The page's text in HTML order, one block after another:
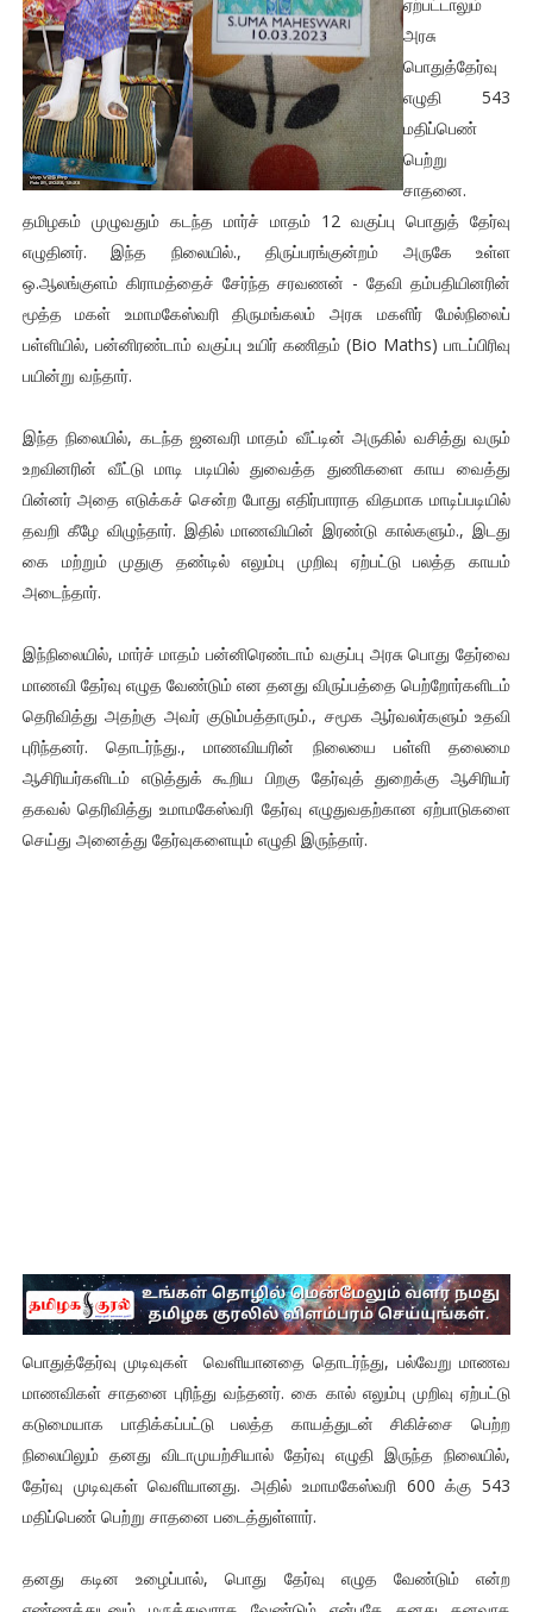
அரசு
பொதுத்தேர்வு
எழுதி 543
மதிப்பெண்
பெற்று
சாதனை.
தமிழகம் முழுவதும் கடந்த மார்ச் மாதம் 12 வகுப்பு பொதுத் தேர்வு
எழுதினர். இந்த நிலையில்., திருப்பரங்குன்றம் அருகே உள்ள
ஒ.ஆலங்குளம் கிராமத்தைச் சேர்ந்த சரவணன் - தேவி தம்பதியினரின்
மூத்த மகள் உமாமகேஸ்வரி திருமங்கலம் அரசு மகளிர் மேல்நிலைப்
பள்ளியில், பன்னிரண்டாம் வகுப்பு உயிர் கணிதம் (Bio Maths) பாடப்பிரிவு
பயின்று வந்தார்.
இந்த நிலையில், கடந்த ஜனவரி மாதம் வீட்டின் அருகில் வசித்து வரும்
உறவினரின் வீட்டு மாடி படியில் துவைத்த துணிகளை காய வைத்து
பின்னர் அதை எடுக்கச் சென்ற போது எதிர்பாராத விதமாக மாடிப்படியில்
தவறி கீழே விழுந்தார். இதில் மாணவியின் இரண்டு கால்களும்., இடது
கை மற்றும் முதுகு தண்டில் எலும்பு முறிவு ஏற்பட்டு பலத்த காயம்
அடைந்தார்.
இந்நிலையில், மார்ச் மாதம் பன்னிரெண்டாம் வகுப்பு அரசு பொது தேர்வை
மாணவி தேர்வு எழுத வேண்டும் என தனது விருப்பத்தை பெற்றோர்களிடம்
தெரிவித்து அதற்கு அவர் குடும்பத்தாரும்., சமூக ஆர்வலர்களும் உதவி
புரிந்தனர். தொடர்ந்து., மாணவியரின் நிலையை பள்ளி தலைமை
ஆசிரியர்களிடம் எடுத்துக் கூறிய பிறகு தேர்வுத் துறைக்கு ஆசிரியர்
தகவல் தெரிவித்து உமாமகேஸ்வரி தேர்வு எழுதுவதற்கான ஏற்பாடுகளை
செய்து அனைத்து தேர்வுகளையும் எழுதி இருந்தார்.
பொதுத்தேர்வு முடிவுகள் வெளியானதை தொடர்ந்து, பல்வேறு மாணவ
மாணவிகள் சாதனை புரிந்து வந்தனர். கை கால் எலும்பு முறிவு ஏற்பட்டு
கடுமையாக பாதிக்கப்பட்டு பலத்த காயத்துடன் சிகிச்சை பெற்ற
நிலையிலும் தனது விடாமுயற்சியால் தேர்வு எழுதி இருந்த நிலையில்,
தேர்வு முடிவுகள் வெளியானது. அதில் உமாமகேஸ்வரி 600 க்கு 543
மதிப்பெண் பெற்று சாதனை படைத்துள்ளார்.
தனது கடின உழைப்பால், பொது தேர்வு எழுத வேண்டும் என்ற